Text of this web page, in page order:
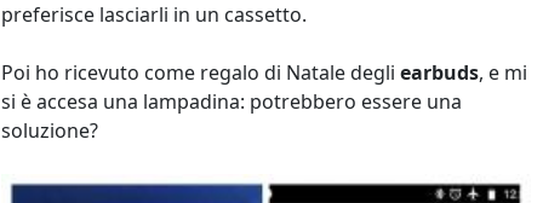
preferisce lasciarli in un cassetto.
Poi ho ricevuto come regalo di Natale degli earbuds, e mi
si è accesa una lampadina: potrebbero essere una
soluzione?